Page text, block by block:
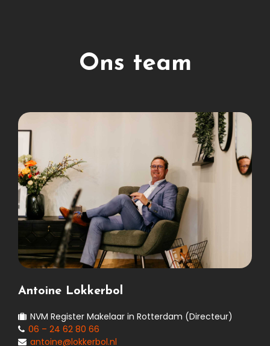
Ons team
Antoine Lokkerbol
NVM Register Makelaar in Rotterdam (Directeur)
06 – 24 62 80 66
antoine@lokkerbol.nl